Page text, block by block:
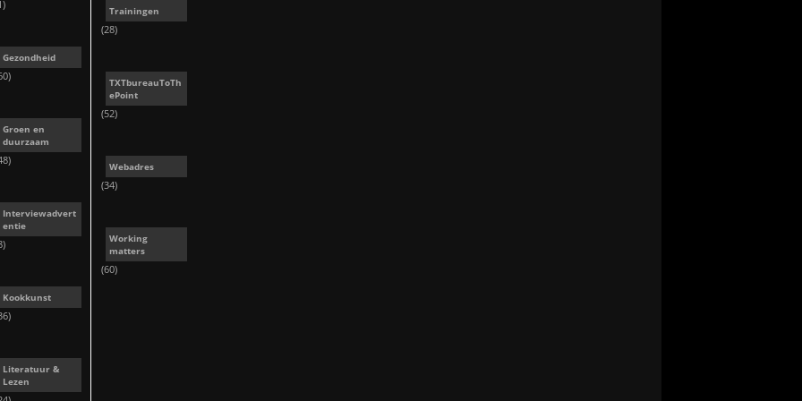
Gezondheid
Groen en
duurzaam
Interviewadvert
entie
Kookkunst
Literatuur &
Lezen
Trainingen
(28)
TXTbureauToTh
ePoint
(52)
Webadres
(34)
Working
matters
(60)